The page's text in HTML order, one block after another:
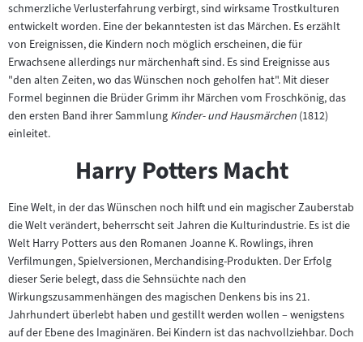
schmerzliche Verlusterfahrung verbirgt, sind wirksame Trostkulturen
entwickelt worden. Eine der bekanntesten ist das Märchen. Es erzählt
von Ereignissen, die Kindern noch möglich erscheinen, die für
Erwachsene allerdings nur märchenhaft sind. Es sind Ereignisse aus
"den alten Zeiten, wo das Wünschen noch geholfen hat". Mit dieser
Formel beginnen die Brüder Grimm ihr Märchen vom Froschkönig, das
den ersten Band ihrer Sammlung Kinder- und Hausmärchen (1812)
einleitet.
Harry Potters Macht
Eine Welt, in der das Wünschen noch hilft und ein magischer Zauberstab
die Welt verändert, beherrscht seit Jahren die Kulturindustrie. Es ist die
Welt Harry Potters aus den Romanen Joanne K. Rowlings, ihren
Verfilmungen, Spielversionen, Merchandising-Produkten. Der Erfolg
dieser Serie belegt, dass die Sehnsüchte nach den
Wirkungszusammenhängen des magischen Denkens bis ins 21.
Jahrhundert überlebt haben und gestillt werden wollen – wenigstens
auf der Ebene des Imaginären. Bei Kindern ist das nachvollziehbar. Doch